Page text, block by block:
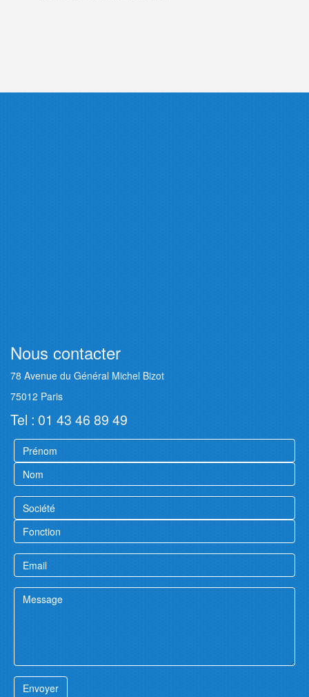
Nous contacter
78 Avenue du Général Michel Bizot
75012 Paris
Tel : 01 43 46 89 49